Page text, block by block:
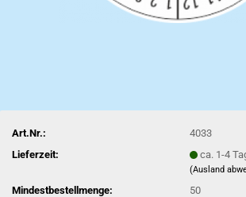
Art.Nr.:
4033
Lieferzeit:
ca. 1-4
(Ausland
Mindestbestellmenge: 50